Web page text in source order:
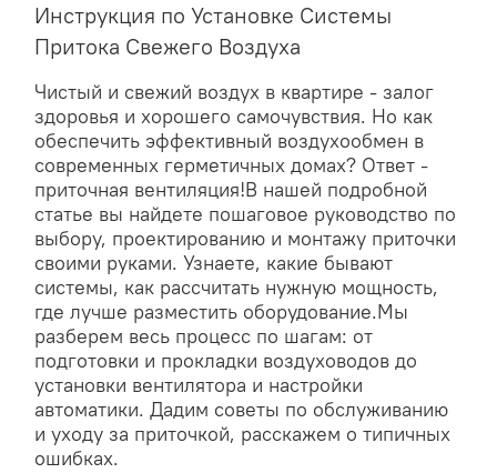
Инструкция по Установке Системы
Притока Свежего Воздуха
Чистый и свежий воздух в квартире - залог
здоровья и хорошего самочувствия. Но как
обеспечить эффективный воздухообмен в
современных герметичных домах? Ответ -
приточная вентиляция!В нашей подробной
статье вы найдете пошаговое руководство по
выбору, проектированию и монтажу приточки
своими руками. Узнаете, какие бывают
системы, как рассчитать нужную мощность,
где лучше разместить оборудование.Мы
разберем весь процесс по шагам: от
подготовки и прокладки воздуховодов до
установки вентилятора и настройки
автоматики. Дадим советы по обслуживанию
и уходу за приточкой, расскажем о типичных
ошибках.